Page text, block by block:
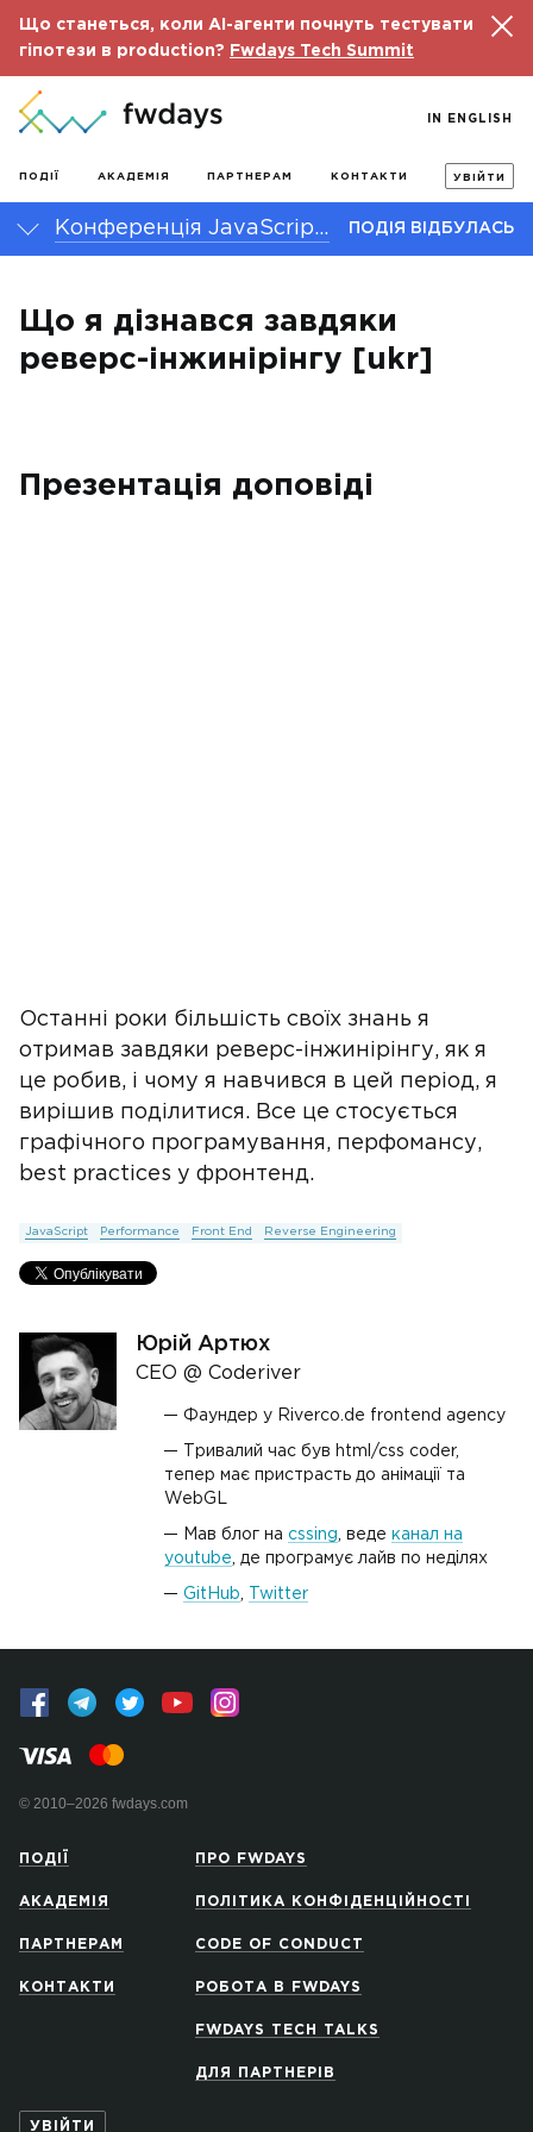
Що станеться, коли AI-агенти почнуть тестувати
гіпотези в production?
Fwdays Tech Summit
ПОДІЇ АКАДЕМІЯ ПАРТНЕРАМ КОНТАКТИ УВІЙТИ
IN ENGLISH
Конференція JavaScript fwdays’24 ПОДІЯ ВІДБУЛАСЬ
Що я дізнався завдяки
реверс-інжинірінгу [ukr]
Презентація доповіді
Останні роки більшість своїх знань я
отримав завдяки реверс-інжинірінгу, як я
це робив, і чому я навчився в цей період, я
вирішив поділитися. Все це стосується
графічного програмування, перфомансу,
best practices у фронтенд.
JavaScript Performance Front End Reverse Engineering
Юрій Артюх
CEO @ Coderiver
Фаундер у Riverco.de frontend agency
Тривалий час був html/css coder,
тепер має пристрасть до анімації та
WebGL
Мав блог на cssing , веде канал на
youtube , де програмує лайв по неділях
GitHub Twitter
© 2010–2026 fwdays.com
ПОДІЇ
АКАДЕМІЯ
ПАРТНЕРАМ
КОНТАКТИ
ПРО FWDAYS
ПОЛІТИКА КОНФІДЕНЦІЙНОСТІ
CODE OF CONDUCT
РОБОТА В FWDAYS
FWDAYS TECH TALKS
ДЛЯ ПАРТНЕРІВ
УВІЙТИ